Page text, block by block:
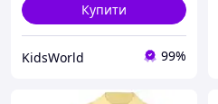
Купити
KidsWorld 99%